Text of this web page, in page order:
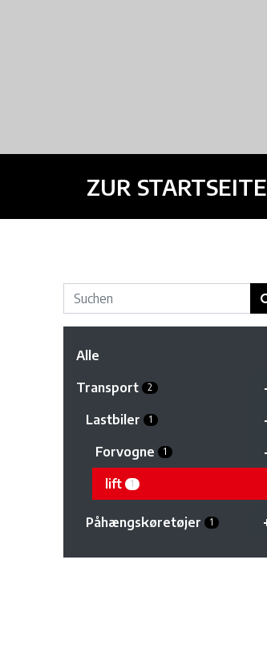
ZUR STARTSEITE
Alle
Transport
2
Lastbiler 1
Forvogne 1
lift 1
Påhængskøretøjer 1